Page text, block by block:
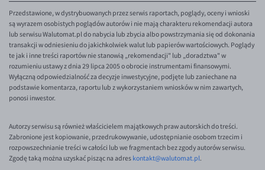
Przedstawione, w dystrybuowanych przez serwis raportach, poglądy, oceny i wnioski
są wyrazem osobistych poglądów autorów i nie mają charakteru rekomendacji autora
lub serwisu Walutomat.pl do nabycia lub zbycia albo powstrzymania się od dokonania
transakcji w odniesieniu do jakichkolwiek walut lub papierów wartościowych. Poglądy
te jak i inne treści raportów nie stanowią „rekomendacji" lub „doradztwa" w
rozumieniu ustawy z dnia 29 lipca 2005 o obrocie instrumentami finansowymi.
Wyłączną odpowiedzialność za decyzje inwestycyjne, podjęte lub zaniechane na
podstawie komentarza, raportu lub z wykorzystaniem wniosków w nim zawartych,
ponosi inwestor.
Autorzy serwisu są również właścicielem majątkowych praw autorskich do treści.
Zabronione jest kopiowanie, przedrukowywanie, udostępnianie osobom trzecim i
rozpowszechnianie treści w całości lub we fragmentach bez zgody autorów serwisu.
Zgodę taką można uzyskać pisząc na adres kontakt@walutomat.pl.